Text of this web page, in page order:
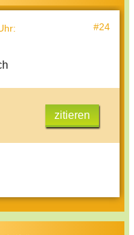
: #24
zitieren